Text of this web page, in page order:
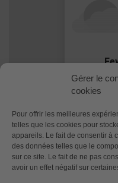
Gérer le
cookies
Pour offrir les meilleures
telles que les cookies pour
appareils. Le fait de consentir à
des données telles que le
sur ce site. Le fait de ne pas
avoir un effet négatif sur
Wind: 3.8
Utilisation des données de
Underground (toutes stations
confondues…)
Politique de confidentialité